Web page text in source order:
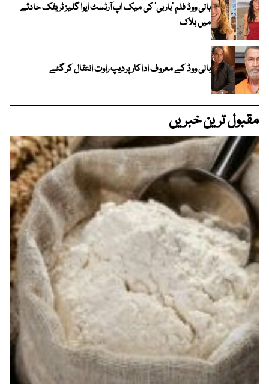
ہالی ووڈ فلم ’باربی‘ کی میک اپ آرٹسٹ ایوا گلیز ٹریفک حادثے
میں ہلاک
بالی ووڈ کے معروف اداکار پردیپ راوت انتقال کر گئے
مقبول ترین خبریں